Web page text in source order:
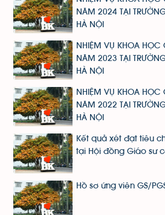
NĂM 2024 TẠI
HÀ NỘI
NHIỆM VỤ KHOA
NĂM 2023 TẠI
HÀ NỘI
NHIỆM VỤ KHOA
NĂM 2022 TẠI
HÀ NỘI
Kết quả xét đạt tiêu
tại Hội đồng Giáo sư
Hồ sơ ứng viên GS/